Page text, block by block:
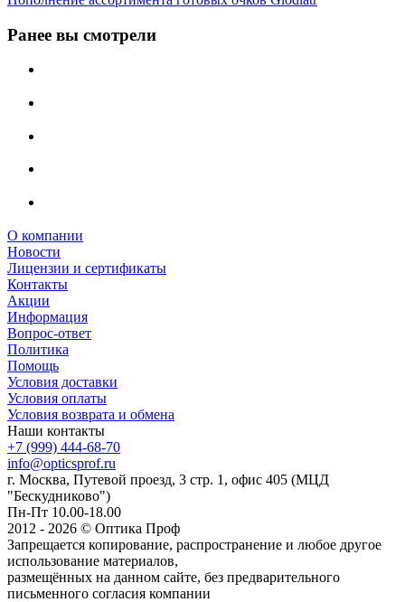
Ранее вы смотрели
О компании
Новости
Лицензии и сертификаты
Контакты
Акции
Информация
Вопрос-ответ
Политика
Помощь
Условия доставки
Условия оплаты
Условия возврата и обмена
Наши контакты
+7 (999) 444-68-70
info@opticsprof.ru
г. Москва, Путевой проезд, 3 стр. 1, офис 405 (МЦД
"Бескудниково")
Пн-Пт 10.00-18.00
2012 - 2026 © Оптика Проф
Запрещается копирование, распространение и любое другое
использование материалов,
размещённых на данном сайте, без предварительного
письменного согласия компании